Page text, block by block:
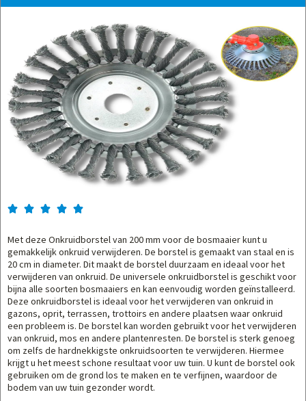
    
Met deze Onkruidborstel van 200 mm voor de bosmaaier kunt u
gemakkelijk onkruid verwijderen. De borstel is gemaakt van staal en is
20 cm in diameter. Dit maakt de borstel duurzaam en ideaal voor het
verwijderen van onkruid. De universele onkruidborstel is geschikt voor
bijna alle soorten bosmaaiers en kan eenvoudig worden geïnstalleerd.
Deze onkruidborstel is ideaal voor het verwijderen van onkruid in
gazons, oprit, terrassen, trottoirs en andere plaatsen waar onkruid
een probleem is. De borstel kan worden gebruikt voor het verwijderen
van onkruid, mos en andere plantenresten. De borstel is sterk genoeg
om zelfs de hardnekkigste onkruidsoorten te verwijderen. Hiermee
krijgt u het meest schone resultaat voor uw tuin. U kunt de borstel ook
gebruiken om de grond los te maken en te verfijnen, waardoor de
bodem van uw tuin gezonder wordt.